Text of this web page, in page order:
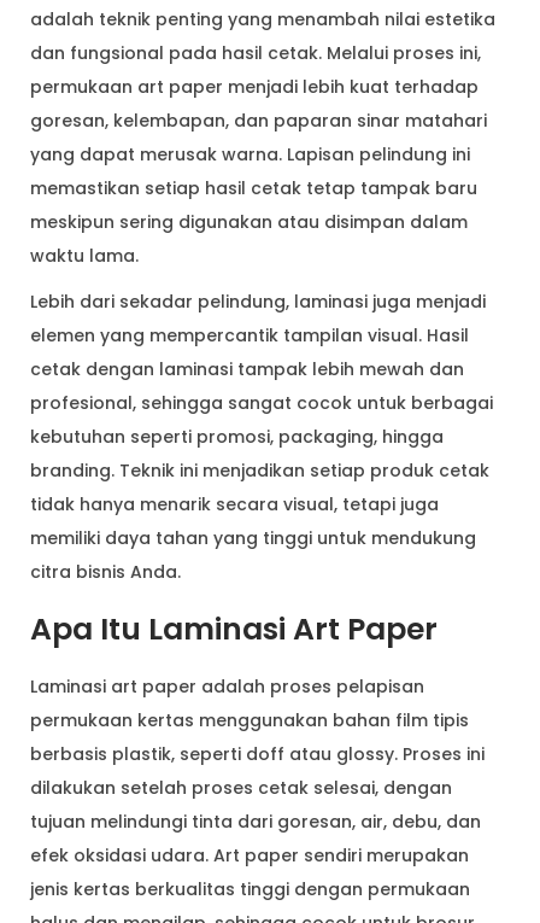
adalah teknik penting yang menambah nilai estetika
dan fungsional pada hasil cetak. Melalui proses ini,
permukaan art paper menjadi lebih kuat terhadap
goresan, kelembapan, dan paparan sinar matahari
yang dapat merusak warna. Lapisan pelindung ini
memastikan setiap hasil cetak tetap tampak baru
meskipun sering digunakan atau disimpan dalam
waktu lama.
Lebih dari sekadar pelindung, laminasi juga menjadi
elemen yang mempercantik tampilan visual. Hasil
cetak dengan laminasi tampak lebih mewah dan
profesional, sehingga sangat cocok untuk berbagai
kebutuhan seperti promosi, packaging, hingga
branding. Teknik ini menjadikan setiap produk cetak
tidak hanya menarik secara visual, tetapi juga
memiliki daya tahan yang tinggi untuk mendukung
citra bisnis Anda.
Apa Itu Laminasi Art Paper
Laminasi art paper adalah proses pelapisan
permukaan kertas menggunakan bahan film tipis
berbasis plastik, seperti doff atau glossy. Proses ini
dilakukan setelah proses cetak selesai, dengan
tujuan melindungi tinta dari goresan, air, debu, dan
efek oksidasi udara. Art paper sendiri merupakan
jenis kertas berkualitas tinggi dengan permukaan